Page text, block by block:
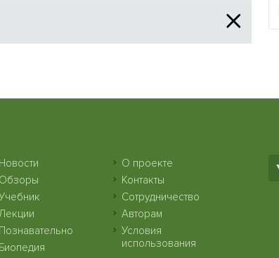
Новости
Обзоры
Познавательно
Биопедия
О проекте
Контакты
Сотрудничество
Авторам
Условия
использования